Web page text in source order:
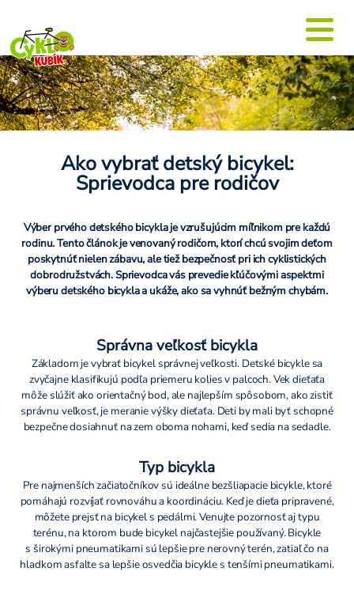
Ako vybrať detský bicykel:
Sprievodca pre rodičov
Výber prvého detského bicykla je vzrušujúcim míľnikom pre každú
rodinu. Tento článok je venovaný rodičom, ktorí chcú svojim deťom
poskytnúť nielen zábavu, ale tiež bezpečnosť pri ich cyklistických
dobrodružstvách. Sprievodca vás prevedie kľúčovými aspektmi
výberu detského bicykla a ukáže, ako sa vyhnúť bežným chybám.
Správna veľkosť bicykla
Základom je vybrať bicykel správnej veľkosti. Detské bicykle sa
zvyčajne klasifikujú podľa priemeru kolies v palcoch. Vek dieťaťa
môže slúžiť ako orientačný bod, ale najlepším spôsobom, ako zistiť
správnu veľkosť, je meranie výšky dieťaťa. Deti by mali byť schopné
bezpečne dosiahnuť na zem oboma nohami, keď sedia na sedadle.
Typ bicykla
Pre najmenších začiatočníkov sú ideálne bezšliapacie bicykle, ktoré
pomáhajú rozvíjať rovnováhu a koordináciu. Keď je dieťa pripravené,
môžete prejsť na bicykel s pedálmi. Venujte pozornosť aj typu
terénu, na ktorom bude bicykel najčastejšie používaný. Bicykle
s širokými pneumatikami sú lepšie pre nerovný terén, zatiaľ čo na
hladkom asfalte sa lepšie osvedčia bicykle s tenšími pneumatikami.